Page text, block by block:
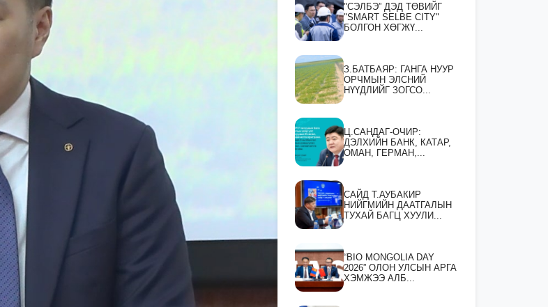
"СЭЛБЭ” ДЭД ТӨВИЙГ
"SMART SELBE CITY"
БОЛГОН ХӨГЖҮ...
З.БАТБАЯР: ГАНГА НУУР
ОРЧМЫН ЭЛСНИЙ
НҮҮДЛИЙГ ЗОГСО...
Ц.САНДАГ-ОЧИР:
ДЭЛХИЙН БАНК, КАТАР,
ОМАН, ГЕРМАН,...
САЙД Т.АУБАКИР
НИЙГМИЙН ДААТГАЛЫН
ТУХАЙ БАГЦ ХУУЛИ...
“BIO MONGOLIA DAY
2026” ОЛОН УЛСЫН АРГА
ХЭМЖЭЭ АЛБ...